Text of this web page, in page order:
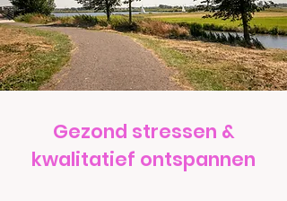
Gezond stressen &
kwalitatief ontspannen